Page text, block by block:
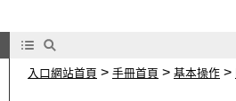
入口網站首頁 > 手冊首頁 > 基本操作 >